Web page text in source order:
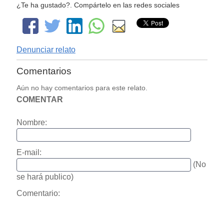
¿Te ha gustado?. Compártelo en las redes sociales
Denunciar relato
Comentarios
Aún no hay comentarios para este relato.
COMENTAR
Nombre:
E-mail:
(No
se hará publico)
Comentario: